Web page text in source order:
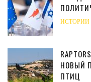
ИСТОРИИ
НОВЫЙ
ПТИЦ